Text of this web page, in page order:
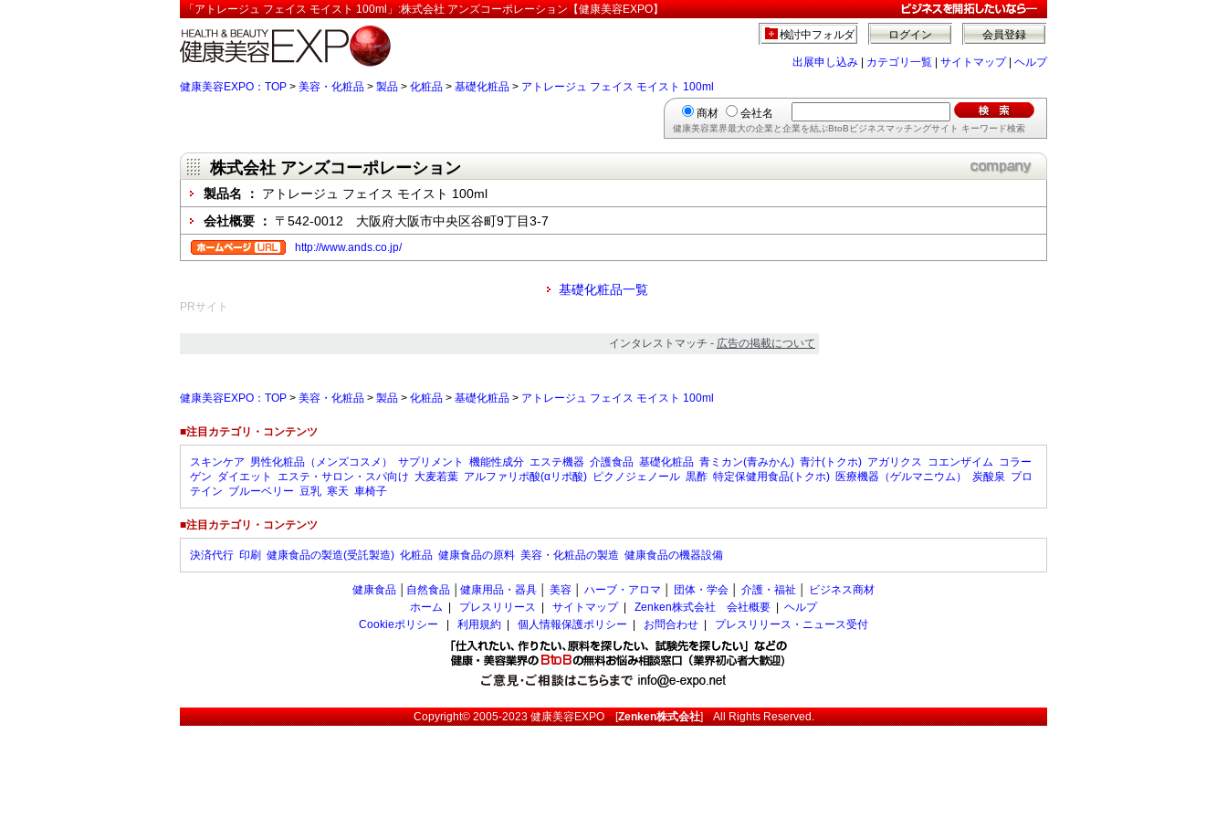
「アトレージュ フェイス モイスト 100ml」:株式会社 アンズコーポレーション【健康美容EXPO】
会員登録
ログイン
検討中フォルダ
出展申し込み カテゴリ一覧 サイトマップ| ヘルプ
健康美容EXPO：TOP > 美容・化粧品 > 製品 > 化粧品 > 基礎化粧品 > アトレージュ フェイス モイスト 100ml
商材 会社名
健康美容業界最大の企業と企業を結ぶBtoBビジネスマッチングサイト キーワード検索
株式会社 アンズコーポレーション
製品名 ： アトレージュ フェイス モイスト 100ml
会社概要 ： 〒542-0012 大阪府大阪市中央区谷町9丁目3-7
http://www.ands.co.jp/
基礎化粧品一覧
PRサイト
インタレストマッチ - 広告の掲載について
健康美容EXPO：TOP > 美容・化粧品 > 製品 > 化粧品 > 基礎化粧品 > アトレージュ フェイス モイスト 100ml
■注目カテゴリ・コンテンツ
スキンケア 男性化粧品（メンズコスメ） サプリメント 機能性成分 エステ機器 介護食品 基礎化粧品 青ミカン(青みかん) 青汁(トクホ) アガリクス コエンザイム コラー
ゲン ダイエット エステ・サロン・スパ向け 大麦若葉 アルファリポ酸(αリポ酸) ピクノジェノール 黒酢 特定保健用食品(トクホ) 医療機器（ゲルマニウム） 炭酸泉 プロ
テイン ブルーベリー 豆乳 寒天 車椅子
■注目カテゴリ・コンテンツ
決済代行 印刷 健康食品の製造(受託製造) 化粧品 健康食品の原料 美容・化粧品の製造 健康食品の機器設備
健康食品 自然食品 健康用品・器具 美容 ハーブ・アロマ 団体・学会 介護・福祉
ビジネス商材
ホーム
プレスリリース サイトマップ| Zenken株式会社 会社概要
ヘルプ
Cookieポリシー
利用規約 個人情報保護ポリシー お問合わせ プレスリリース・ニュース受付
Copyright© 2005-2023健康美容EXPO[Zenken株式会社] All Rights Reserved.